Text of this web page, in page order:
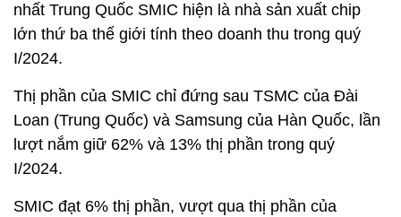
nhất Trung Quốc SMIC hiện là nhà sản xuất chip
lớn thứ ba thế giới tính theo doanh thu trong quý
I/2024.
Thị phần của SMIC chỉ đứng sau TSMC của Đài
Loan (Trung Quốc) và Samsung của Hàn Quốc, lần
lượt nắm giữ 62% và 13% thị phần trong quý
I/2024.
SMIC đạt 6% thị phần, vượt qua thị phần của